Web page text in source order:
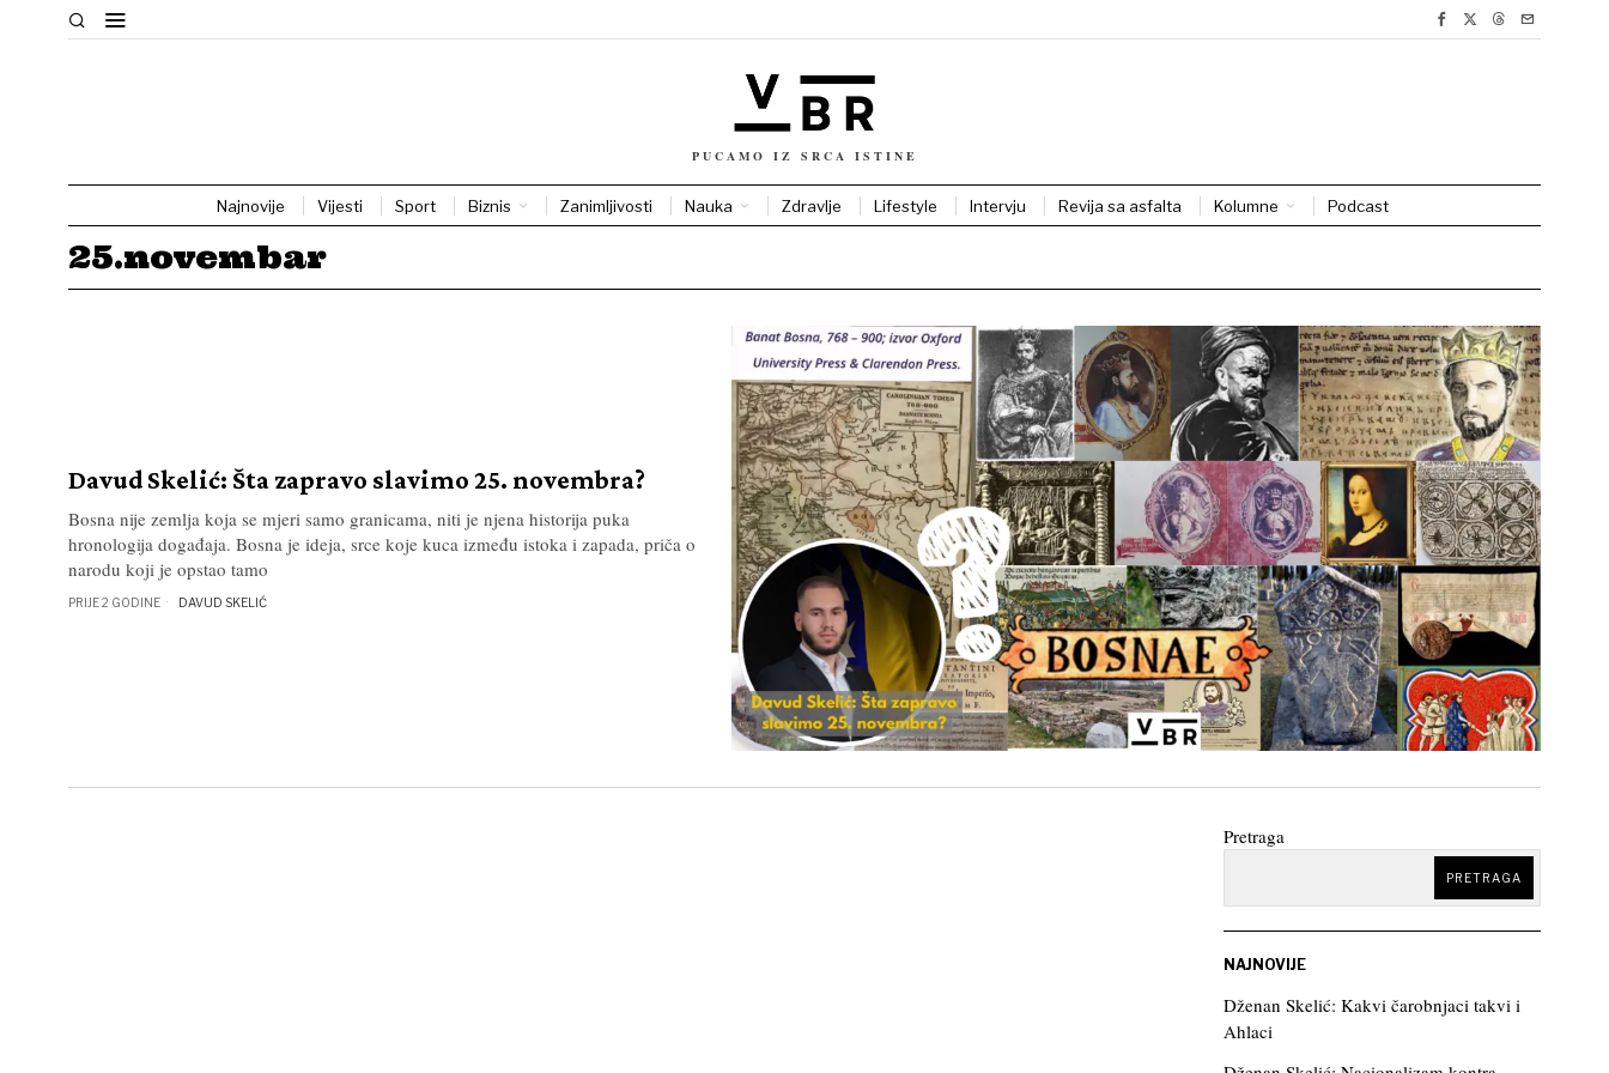
PUCAMO IZ SRCA ISTINE
Najnovije Vijesti Sport Biznis Zanimljivosti Nauka Zdravlje Lifestyle Intervju Revija sa asfalta Kolumne Podcast
25.novembar
Davud Skelić: Šta zapravo slavimo 25. novembra?
Bosna nije zemlja koja se mjeri samo granicama, niti je njena historija puka
hronologija događaja. Bosna je ideja, srce koje kuca između istoka i zapada, priča o
narodu koji je opstao tamo
PRIJE 2 GODINE DAVUD SKELIĆ
Pretraga
PRETRAGA
NAJNOVIJE
Dženan Skelić: Kakvi čarobnjaci takvi i
Ahlaci